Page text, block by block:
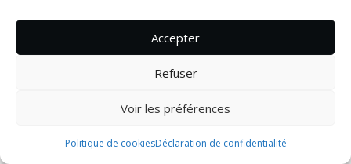
Accepter
Refuser
Voir les préférences
Politique de cookiesDéclaration de confidentialité